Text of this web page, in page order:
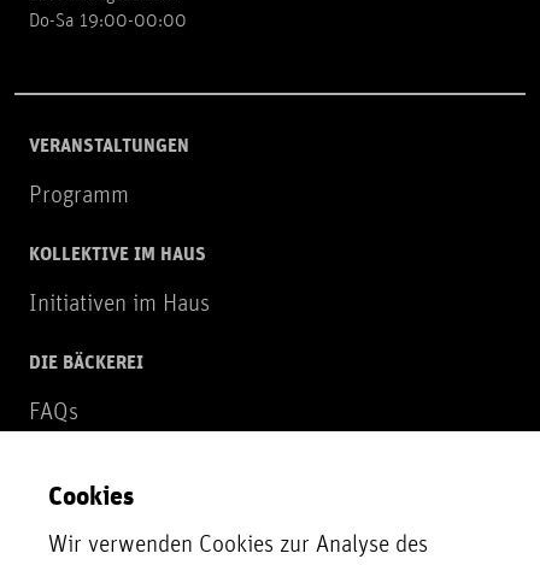
Do-Sa 19:00-00:00
VERANSTALTUNGEN
Programm
KOLLEKTIVE IM HAUS
Initiativen im Haus
DIE BÄCKEREI
FAQs
NEWSLETTER
Zur Newsletter Anmeldung
Cookies
Wir verwenden Cookies zur Analyse des